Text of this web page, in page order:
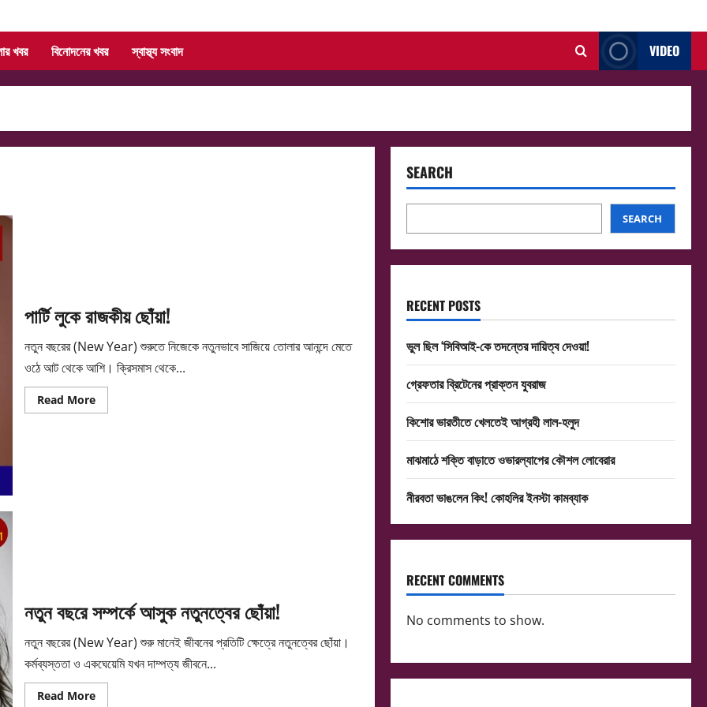
খবর বিনোদনের খবর স্বাস্থ্য সংবাদ VIDEO
পার্টি লুকে রাজকীয় ছোঁয়া!
নতুন বছরের (New Year) শুরুতে নিজেকে নতুনভাবে সাজিয়ে তোলার আনন্দে মেতে
ওঠে আট থেকে আশি। ক্রিসমাস থেকে...
Read MoreRead
more
নতুন বছরে সম্পর্কে আসুক নতুনত্বের ছোঁয়া!
নতুন বছরের (New Year) শুরু মানেই জীবনের প্রতিটি ক্ষেত্রে নতুনত্বের ছোঁয়া।
কর্মব্যস্ততা ও একঘেয়েমি যখন দাম্পত্য জীবনে...
Read MoreRead
SEARCH
SEARCH
RECENT POSTS
ভুল ছিল ‘সিবিআই-কে তদন্তের দায়িত্ব দেওয়া!
গ্রেফতার ব্রিটেনের প্রাক্তন যুবরাজ
কিশোর ভারতীতে খেলতেই আগ্রহী লাল-হলুদ
মাঝমাঠে শক্তি বাড়াতে ওভারল্যাপের কৌশল লোবেরার
নীরবতা ভাঙলেন কিং! কোহলির ইনস্টা কামব্যাক
RECENT COMMENTS
No comments to show.